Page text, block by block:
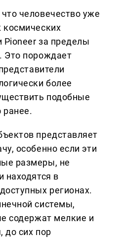
человечество уже
космических
Pioneer за пределы
Это порождает
более
подобные
ранее.
представляет
особенно если эти
размеры, не
находятся в
регионах.
системы,
содержат мелкие и
до сих пор